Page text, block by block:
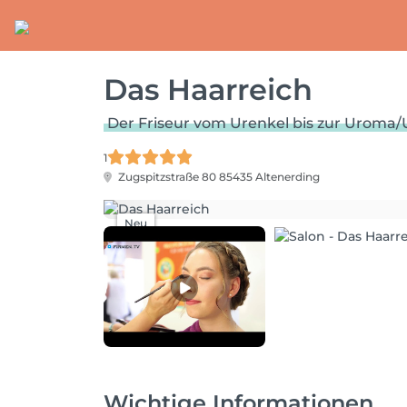
Das Haarreich
Der Friseur vom Urenkel bis zur Uroma/
1
Zugspitzstraße 80 85435 Altenerding
Neu